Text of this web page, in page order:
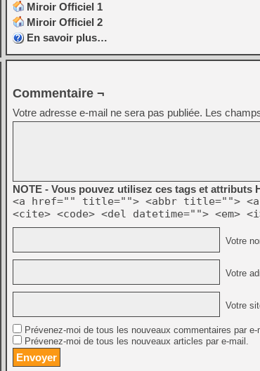
Miroir Officiel 1
Miroir Officiel 2
En savoir plus…
Commentaire ¬
Votre adresse e-mail ne sera pas publiée. Les
NOTE - Vous pouvez utilisez ces tags et attributs
<a href="" title=""> <abbr title="">
<cite> <code> <del datetime=""> <em>
Votre
Votre
Votre
Prévenez-moi de tous les nouveaux commentaires par e-
Prévenez-moi de tous les nouveaux articles par e-mail.